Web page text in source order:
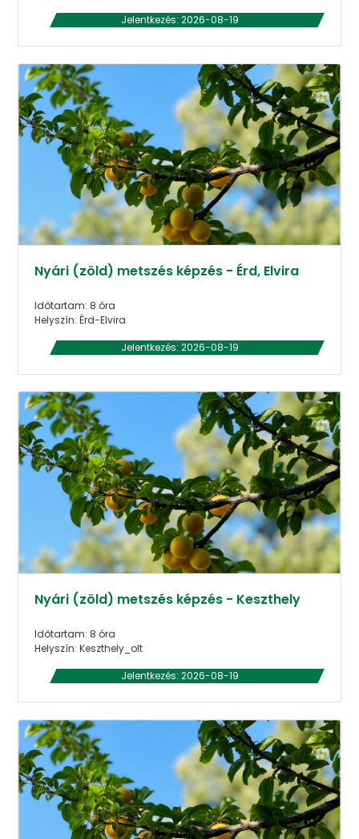
Jelentkezés: 2026-08-19
Nyári (zöld) metszés képzés - Érd, Elvira
Időtartam: 8 óra
Helyszín: Érd-Elvira
Jelentkezés: 2026-08-19
Nyári (zöld) metszés képzés - Keszthely
Időtartam: 8 óra
Helyszín: Keszthely_olt
Jelentkezés: 2026-08-19